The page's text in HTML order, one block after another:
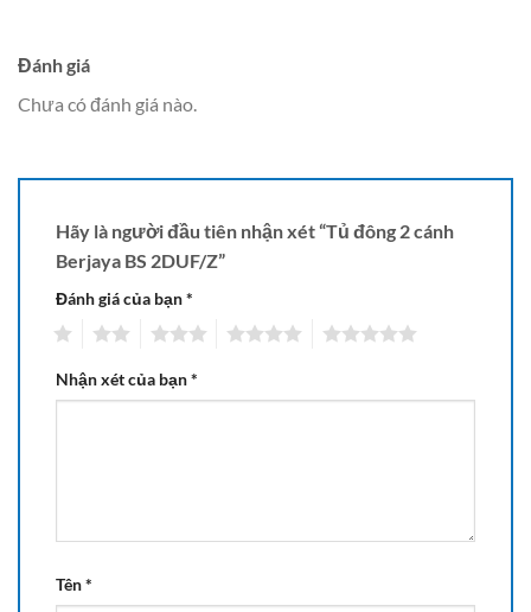
Đánh giá
Chưa có đánh giá nào.
Hãy là người đầu tiên nhận xét “Tủ đông 2 cánh
Berjaya BS 2DUF/Z”
Đánh giá của bạn*
Nhận xét của bạn*
Tên*